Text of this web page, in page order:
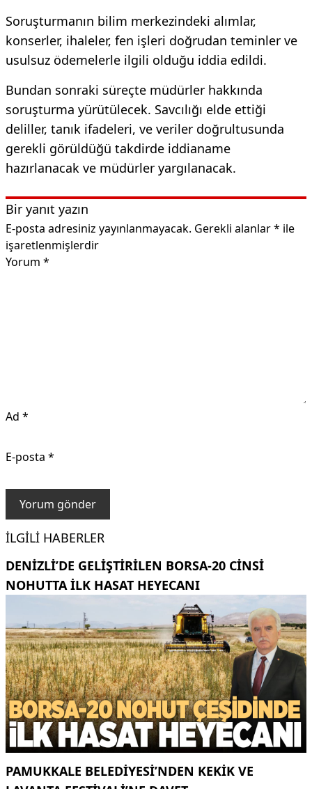
Soruşturmanın bilim merkezindeki alımlar,
konserler, ihaleler, fen işleri doğrudan teminler ve
usulsuz ödemelerle ilgili olduğu iddia edildi.
Bundan sonraki süreçte müdürler hakkında
soruşturma yürütülecek. Savcılığı elde ettiği
deliller, tanık ifadeleri, ve veriler doğrultusunda
gerekli görüldüğü takdirde iddianame
hazırlanacak ve müdürler yargılanacak.
Bir yanıt yazın
E-posta adresiniz yayınlanmayacak. Gerekli alanlar* ile
işaretlenmişlerdir
Yorum *
Ad *
E-posta *
İLGILI HABERLER
DENIZLI’DE GELIŞTIRILEN BORSA-20 CINSI
NOHUTTA ILK HASAT HEYECANI
PAMUKKALE BELEDIYESI’NDEN KEKIK VE